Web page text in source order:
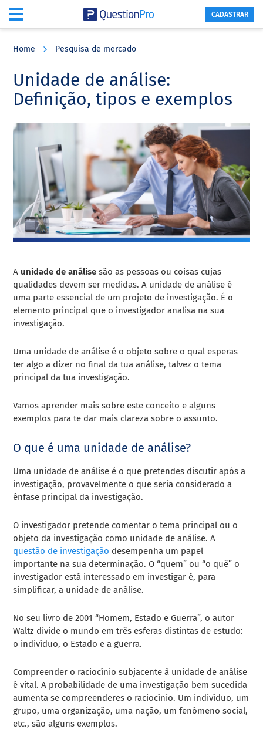
content
sidebar
CADASTRAR
Home Pesquisa de mercado
Unidade de análise:
Definição, tipos e exemplos
A unidade de análise são as pessoas ou coisas cujas
qualidades devem ser medidas. A unidade de análise é
uma parte essencial de um projeto de investigação. É o
elemento principal que o investigador analisa na sua
investigação.
Uma unidade de análise é o objeto sobre o qual esperas
ter algo a dizer no final da tua análise, talvez o tema
principal da tua investigação.
Vamos aprender mais sobre este conceito e alguns
exemplos para te dar mais clareza sobre o assunto.
O que é uma unidade de análise?
Uma unidade de análise é o que pretendes discutir após a
investigação, provavelmente o que seria considerado a
ênfase principal da investigação.
O investigador pretende comentar o tema principal ou o
objeto da investigação como unidade de análise. A
questão de investigação desempenha um papel
importante na sua determinação. O “quem” ou “o quê” o
investigador está interessado em investigar é, para
simplificar, a unidade de análise.
No seu livro de 2001 “Homem, Estado e Guerra”, o autor
Waltz divide o mundo em três esferas distintas de estudo:
o indivíduo, o Estado e a guerra.
Compreender o raciocínio subjacente à unidade de análise
é vital. A probabilidade de uma investigação bem sucedida
aumenta se compreenderes o raciocínio. Um indivíduo, um
grupo, uma organização, uma nação, um fenómeno social,
etc., são alguns exemplos.